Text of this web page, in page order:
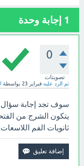
1 إجابة وحدة
0
تصويتات
تم الرد عليه فبراير 23 بواسطة
سوف تجد إجابة
يتكون الشرج من
ثانويات الفم